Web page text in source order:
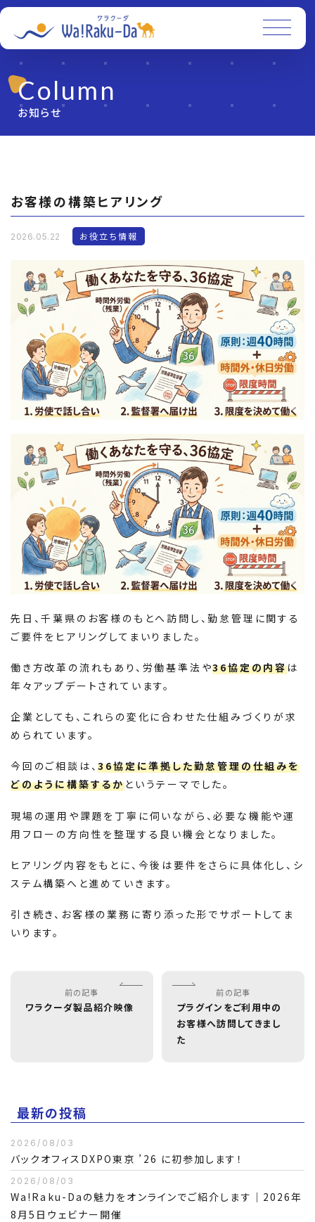
Column
お知らせ
お客様の構築ヒアリング
2026.05.22 お役立ち情報
先日、千葉県のお客様のもとへ訪問し、勤怠管理に関する
ご要件をヒアリングしてまいりました。
働き方改革の流れもあり、労働基準法や36協定の内容は
年々アップデートされています。
企業としても、これらの変化に合わせた仕組みづくりが求
められています。
今回のご相談は、36協定に準拠した勤怠管理の仕組みを
どのように構築するかというテーマでした。
現場の運用や課題を丁寧に伺いながら、必要な機能や運
用フローの方向性を整理する良い機会となりました。
ヒアリング内容をもとに、今後は要件をさらに具体化し、シ
ステム構築へと進めていきます。
引き続き、お客様の業務に寄り添った形でサポートしてま
いります。
前の記事
ワラクーダ製品紹介映像
前の記事
プラグインをご利用中の
お客様へ訪問してきまし
た
最新の投稿
2026/08/03
バックオフィスDXPO東京 ’26 に初参加します！
2026/08/03
Wa!Raku-Daの魅力をオンラインでご紹介します｜2026年
8月5日ウェビナー開催